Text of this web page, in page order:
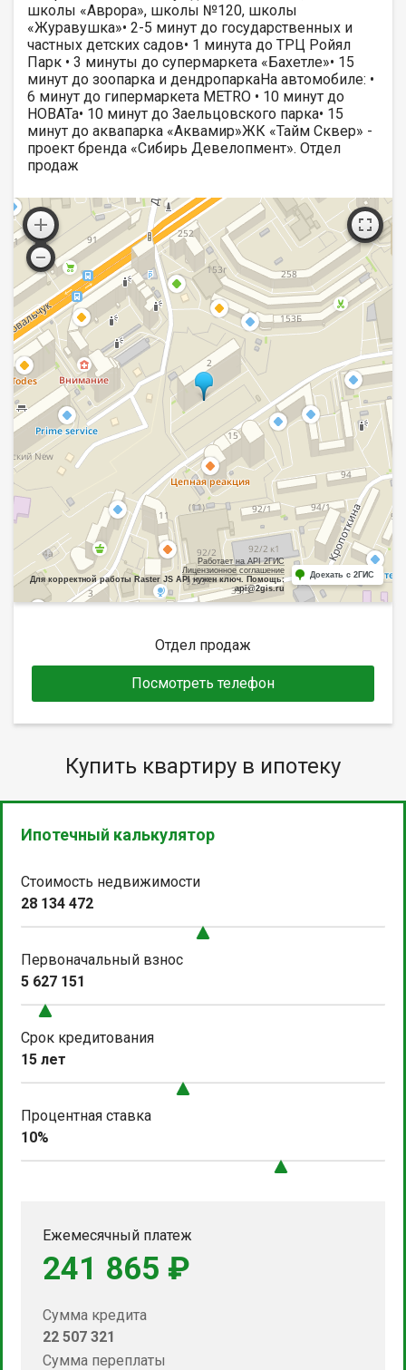
школы «Аврора», школы №120, школы
«Журавушка»• 2-5 минут до государственных и
частных детских садов• 1 минута до ТРЦ Ройял
Парк • 3 минуты до супермаркета «Бахетле»• 15
минут до зоопарка и дендропаркаНа автомобиле: •
6 минут до гипермаркета METRO • 10 минут до
НОВАТа• 10 минут до Заельцовского парка• 15
минут до аквапарка «Аквамир»ЖК «Тайм Сквер» -
проект бренда «Сибирь Девелопмент». Отдел
продаж
Работает на API 2ГИС
Лицензионное соглашение
Для корректной работы Raster JS API нужен ключ. Помощь:
api@2gis.ru
Доехать с 2ГИС
Отдел продаж
Посмотреть телефон
Купить квартиру в ипотеку
Ипотечный калькулятор
Стоимость недвижимости
28 134 472
Первоначальный взнос
5 627 151
Срок кредитования
15 лет
Процентная ставка
10%
Ежемесячный платеж
241 865 ₽
Сумма кредита
22 507 321
Сумма переплаты